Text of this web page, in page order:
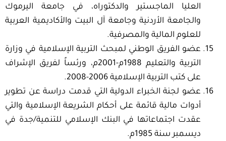
العليا الماجستير والدكتوراه، في جامعة اليرموك
والجامعة الأردنية وجامعة آل البيت والأكاديمية العربية
للعلوم المالية والمصرفية.
عضو الفريق الوطني لمبحث التربية الإسلامية في وزارة
التربية والتعليم 1988م-2001م، ورئساً لفريق الإشراف
على كتب التربية الإسلامية 2006-2008.
عضو لجنة الخبراء الدولية التي قدمت دراسة عن تطوير
أدوات مالية قائمة على أحكام الشريعة الإسلامية والتي
عقدت اجتماعاتها في البنك الإسلامي للتنمية/جدة في
ديسمبر سنة 1985م.